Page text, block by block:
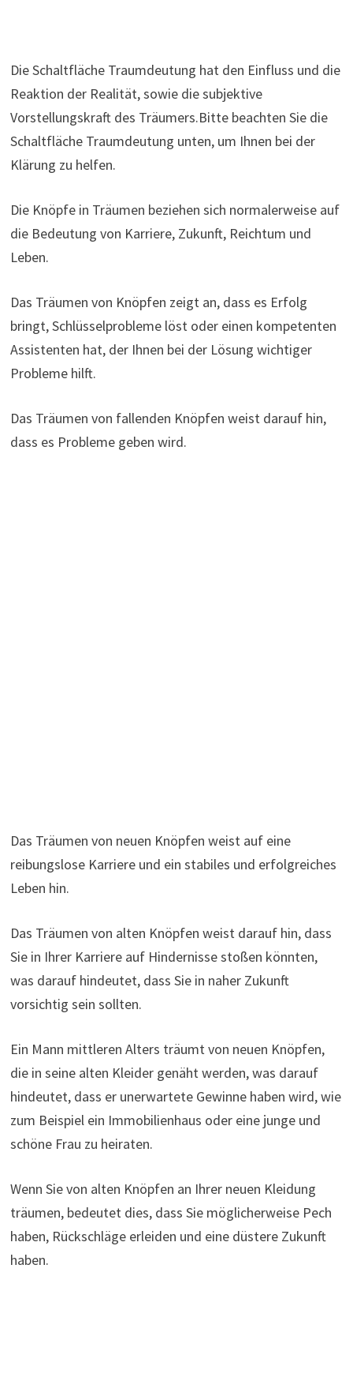
Die Schaltfläche Traumdeutung hat den Einfluss und die
Reaktion der Realität, sowie die subjektive
Vorstellungskraft des Träumers.Bitte beachten Sie die
Schaltfläche Traumdeutung unten, um Ihnen bei der
Klärung zu helfen.
Die Knöpfe in Träumen beziehen sich normalerweise auf
die Bedeutung von Karriere, Zukunft, Reichtum und
Leben.
Das Träumen von Knöpfen zeigt an, dass es Erfolg
bringt, Schlüsselprobleme löst oder einen kompetenten
Assistenten hat, der Ihnen bei der Lösung wichtiger
Probleme hilft.
Das Träumen von fallenden Knöpfen weist darauf hin,
dass es Probleme geben wird.
Das Träumen von neuen Knöpfen weist auf eine
reibungslose Karriere und ein stabiles und erfolgreiches
Leben hin.
Das Träumen von alten Knöpfen weist darauf hin, dass
Sie in Ihrer Karriere auf Hindernisse stoßen könnten,
was darauf hindeutet, dass Sie in naher Zukunft
vorsichtig sein sollten.
Ein Mann mittleren Alters träumt von neuen Knöpfen,
die in seine alten Kleider genäht werden, was darauf
hindeutet, dass er unerwartete Gewinne haben wird, wie
zum Beispiel ein Immobilienhaus oder eine junge und
schöne Frau zu heiraten.
Wenn Sie von alten Knöpfen an Ihrer neuen Kleidung
träumen, bedeutet dies, dass Sie möglicherweise Pech
haben, Rückschläge erleiden und eine düstere Zukunft
haben.